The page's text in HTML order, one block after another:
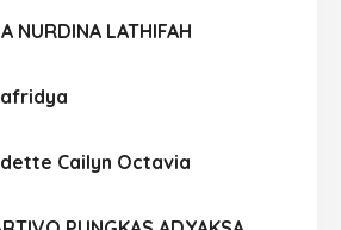
NURDINA LATHIFAH
Cailyn Octavia